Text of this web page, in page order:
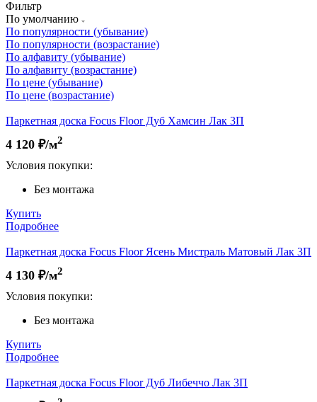
Фильтр
По умолчанию
По популярности (убывание)
По популярности (возрастание)
По алфавиту (убывание)
По алфавиту (возрастание)
По цене (убывание)
По цене (возрастание)
Паркетная доска Focus Floor Дуб Хамсин Лак 3П
4 120 ₽/м2
Условия покупки:
Без монтажа
Купить
Подробнее
Паркетная доска Focus Floor Ясень Мистраль Матовый Лак 3П
4 130 ₽/м2
Условия покупки:
Без монтажа
Купить
Подробнее
Паркетная доска Focus Floor Дуб Либеччо Лак 3П